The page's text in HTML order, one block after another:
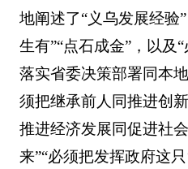
地阐述了“义乌发展经验
生有”“点石成金”，以及
落实省委决策部署同本
须把继承前人同推进创
推进经济发展同促进社
来”“必须把发挥政府这